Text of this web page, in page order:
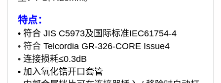
特点：
• 符合 JIS C5973及国际标准IEC61754-4
• 符合 Telcordia GR-326-CORE Issue4
• 连接损耗≤0.3dB
• 加入氧化锆开口套管